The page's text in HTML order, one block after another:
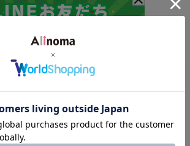
フード付きドルマンドッキング
ワンピース 大きいサイズ レディ